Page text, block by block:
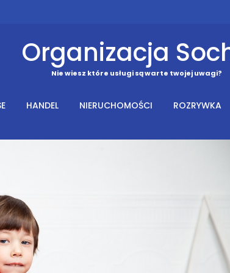
Organizacja
Nie wiesz które usługi są warte twojej uwagi?
HANDEL NIERUCHOMOŚCI ROZRYWKA